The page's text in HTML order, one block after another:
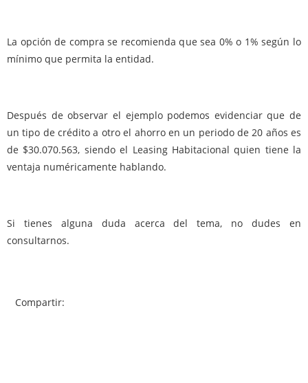
La opción de compra se recomienda que sea 0% o 1% según lo
mínimo que permita la entidad.
Después de observar el ejemplo podemos evidenciar que de
un tipo de crédito a otro el ahorro en un periodo de 20 años es
de $30.070.563, siendo el Leasing Habitacional quien tiene la
ventaja numéricamente hablando.
Si tienes alguna duda acerca del tema, no dudes en
consultarnos.
Compartir: